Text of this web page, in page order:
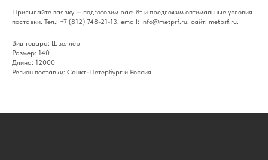
Присылайте заявку — подготовим расчёт и предложим оптимальные условия
поставки. Тел.: +7 (812) 748-21-13, email: info@metprf.ru, сайт: metprf.ru.
Вид товара: Швеллер
Размер: 140
Длина: 12000
Регион поставки: Санкт-Петербург и Россия